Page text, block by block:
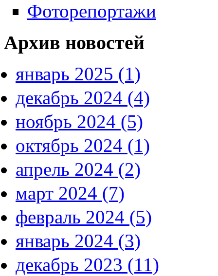
Фоторепортажи
Архив новостей
январь 2025 (1)
декабрь 2024 (4)
ноябрь 2024 (5)
октябрь 2024 (1)
апрель 2024 (2)
март 2024 (7)
февраль 2024 (5)
январь 2024 (3)
декабрь 2023 (11)